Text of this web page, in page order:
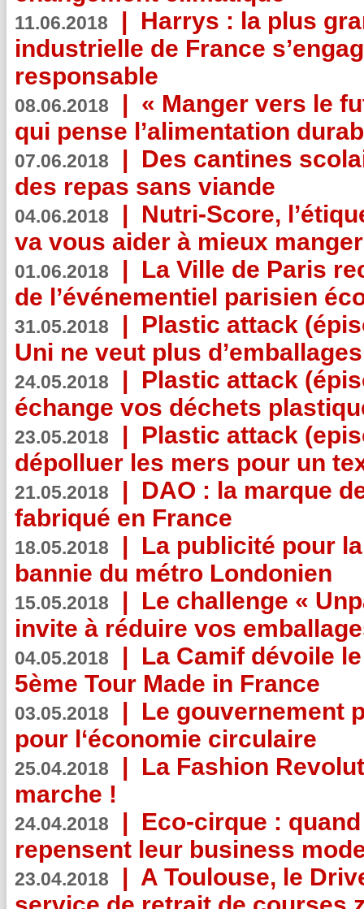
11.06.2018 | Harrys : la plus
industrielle de France
responsable
08.06.2018 | « Manger vers le
qui pense l’alimentation
07.06.2018 | Des cantines
des repas sans viande
04.06.2018 | Nutri-Score,
va vous aider à mieux
01.06.2018 | La Ville de Paris
de l’événementiel parisien
31.05.2018 | Plastic attack
Uni ne veut plus
24.05.2018 | Plastic attack
échange vos déchets
23.05.2018 | Plastic attack
dépolluer les mers pour un
21.05.2018 | DAO : la marque
fabriqué en France
18.05.2018 | La publicité pour
bannie du métro Londonien
15.05.2018 | Le challenge «
invite à réduire vos
04.05.2018 | La Camif dévoile
5ème Tour Made in France
03.05.2018 | Le gouvernement
pour l‘économie circulaire
25.04.2018 | La Fashion
marche !
24.04.2018 | Eco-cirque :
repensent leur business
23.04.2018 | A Toulouse, le